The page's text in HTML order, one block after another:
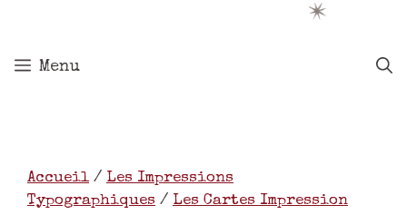
Menu
Accueil/ Les Impressions
Typographiques / Les Cartes Impression